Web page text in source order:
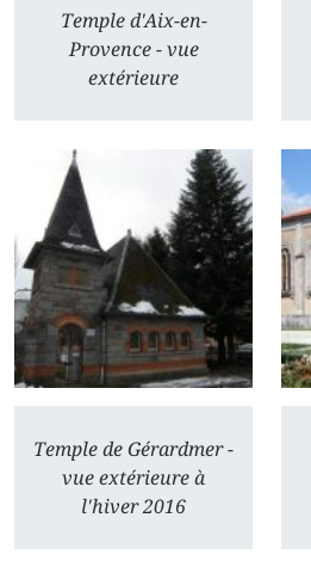
Temple d'Aix-en-
Provence - vue
extérieure
Temple de Gérardmer -
vue extérieure à
l'hiver 2016